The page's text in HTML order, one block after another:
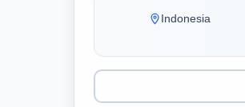
Indonesia